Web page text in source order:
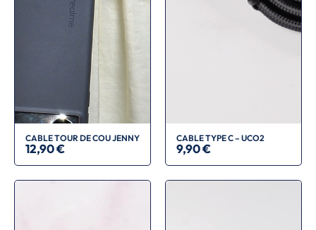
CABLE TOUR DE COU JENNY
12,90€
CABLE TYPE C – UCO2
9,90€